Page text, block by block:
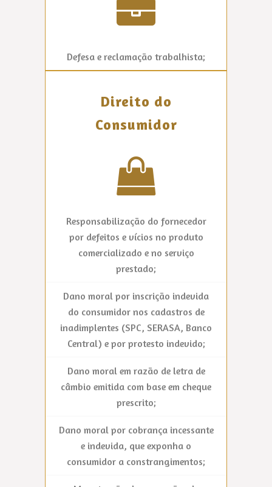
Defesa e reclamação trabalhista;
Direito do
Consumidor
Responsabilização do fornecedor
por defeitos e vícios no produto
comercializado e no serviço
prestado;
Dano moral por inscrição indevida
do consumidor nos cadastros de
inadimplentes (SPC, SERASA, Banco
Central) e por protesto indevido;
Dano moral em razão de letra de
câmbio emitida com base em cheque
prescrito;
Dano moral por cobrança incessante
e indevida, que exponha o
consumidor a constrangimentos;